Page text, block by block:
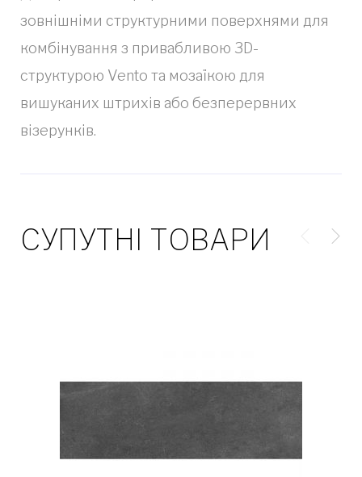
зовнішніми структурними поверхнями для
комбінування з привабливою 3D-
структурою Vento та мозаїкою для
вишуканих штрихів або безперервних
візерунків.
СУПУТНІ ТОВАРИ